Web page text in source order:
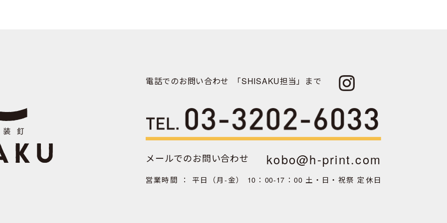
電話でのお問い合わせ 「SHISAKU担当」まで
メールでのお問い合わせ kobo@h-print.com
営業時間 ： 平日（月‐金） 10：00‐17：00 土・日・祝祭 定休日